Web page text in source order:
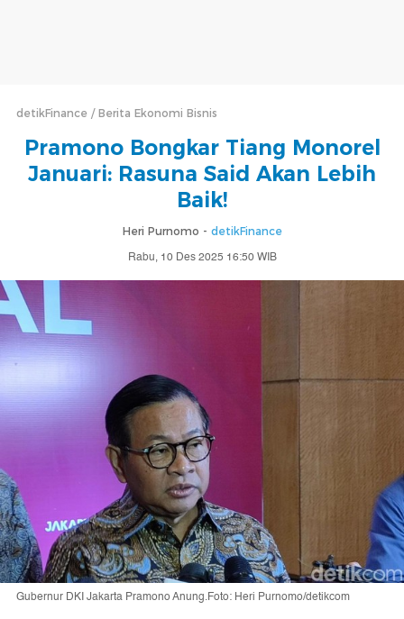
detikFinance Berita Ekonomi Bisnis
Pramono Bongkar Tiang Monorel
Januari: Rasuna Said Akan Lebih
Baik!
Heri Purnomo - detikFinance
Rabu, 10 Des 2025 16:50 WIB
Gubernur DKI Jakarta Pramono Anung.Foto: Heri Purnomo/detikcom